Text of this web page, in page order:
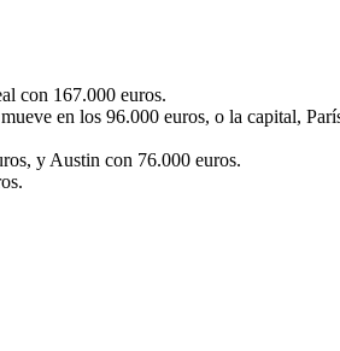
con 167.000 euros.
en los 96.000 euros, o la capital,
y Austin con 76.000 euros.